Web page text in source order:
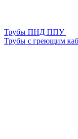
Трубы ПНД ППУ
Трубы с греющим